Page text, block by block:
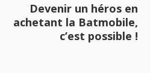
Devenir un héros en
achetant la Batmobile,
c’est possible !